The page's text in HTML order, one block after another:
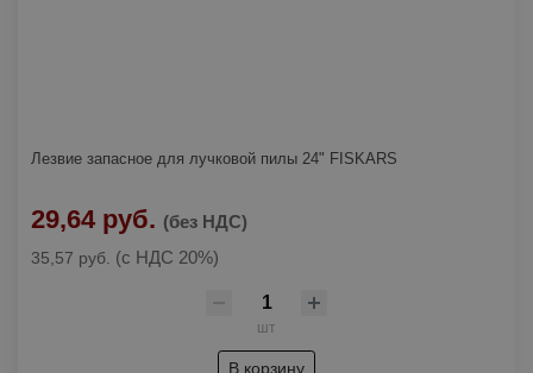
Лезвие запасное для лучковой пилы 24" FISKARS
29,64 руб. (без НДС)
35,57 руб. (с НДС 20%)
шт
В корзину